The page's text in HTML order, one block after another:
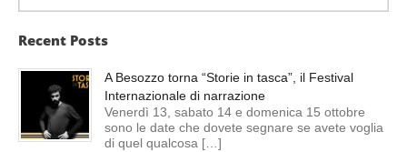
Recent Posts
A Besozzo torna “Storie in tasca”, il Festival
Internazionale di narrazione
Venerdì 13, sabato 14 e domenica 15 ottobre
sono le date che dovete segnare se avete voglia
di quel qualcosa […]